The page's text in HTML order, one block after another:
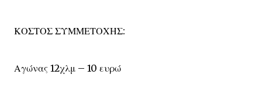
ΚΟΣΤΟΣ ΣΥΜΜΕΤΟΧΗΣ:
Αγώνας 12χλμ – 10 ευρώ